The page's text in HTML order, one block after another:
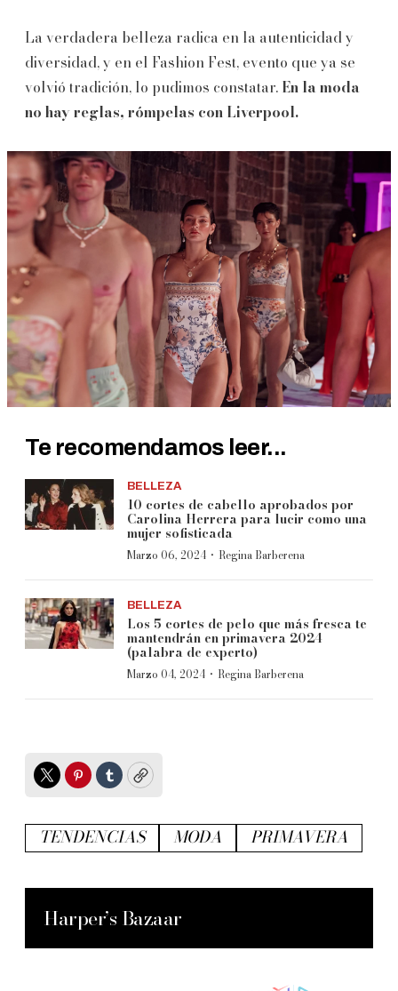
La verdadera belleza radica en la autenticidad y
diversidad, y en el Fashion Fest, evento que ya se
volvió tradición, lo pudimos constatar. En la moda
no hay reglas, rómpelas con Liverpool.
Te recomendamos leer...
BELLEZA
10 cortes de cabello aprobados por
Carolina Herrera para lucir como una
mujer sofisticada
Marzo 06, 2024 · Regina Barberena
BELLEZA
Los 5 cortes de pelo que más fresca te
mantendrán en primavera 2024
(palabra de experto)
Marzo 04, 2024 · Regina Barberena
TwitterPinterest
TumblrCopy
TENDENCIAS MODA PRIMAVERA
Harper’s Bazaar